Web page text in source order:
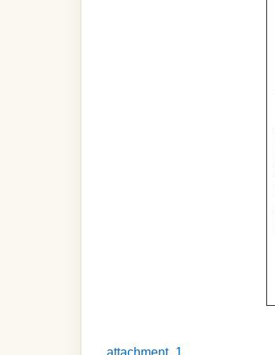
attachment_1